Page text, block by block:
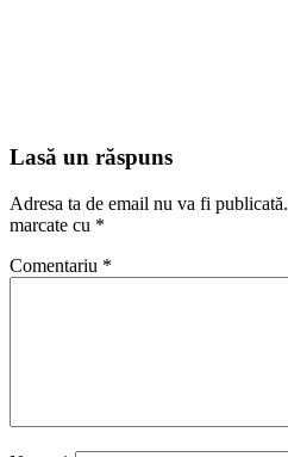
Lasă un răspuns
Adresa ta de email nu va fi publicată.
marcate cu *
Comentariu *